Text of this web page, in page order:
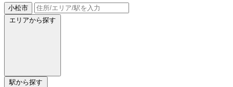
小松市
エリアから探す
駅から探す